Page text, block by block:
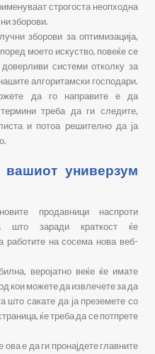
строгоста неопходна
зборови.
зборови за оптимизација,
моето искуство, повеќе се
системи отколку за
алгоритамски господари.
да го направите е да
треба да ги следите,
и потоа решително да ја
универзум
продавници наспроти
што заради краткост ќе
работите на сосема нова веб-
веројатно веќе ќе имате
кои можете да извлечете за да
што сакате да ја преземете со
ќе треба да се потпрете
е да ги пронајдете главните